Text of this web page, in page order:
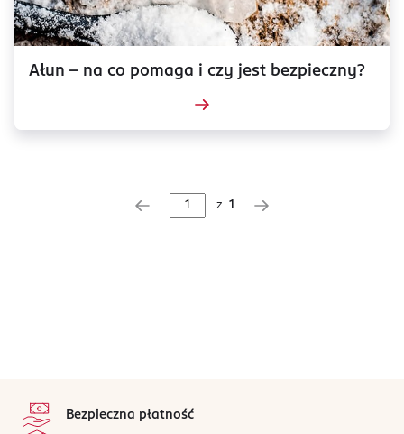
Ałun – na co pomaga i czy jest bezpieczny?
z 1
Bezpieczna płatność